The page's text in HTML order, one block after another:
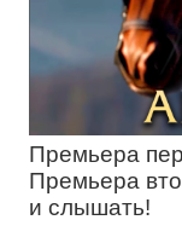
Премьера
Премьера
и слышать!